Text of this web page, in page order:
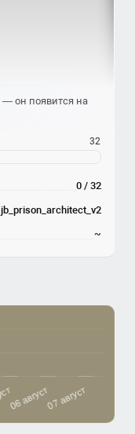
— он появится на
32
0 / 32
jb_prison_architect_v2
~